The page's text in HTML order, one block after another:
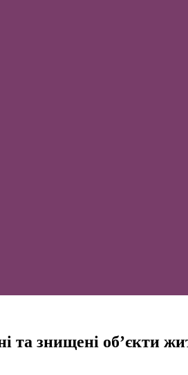
знищені об’єкти